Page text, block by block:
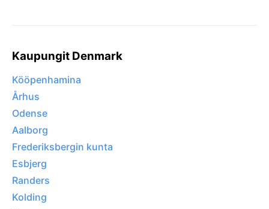
Kaupungit Denmark
Kööpenhamina
Århus
Odense
Aalborg
Frederiksbergin kunta
Esbjerg
Randers
Kolding